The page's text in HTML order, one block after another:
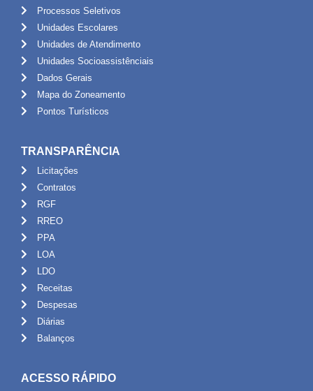
Processos Seletivos
Unidades Escolares
Unidades de Atendimento
Unidades Socioassistênciais
Dados Gerais
Mapa do Zoneamento
Pontos Turísticos
TRANSPARÊNCIA
Licitações
Contratos
RGF
RREO
PPA
LOA
LDO
Receitas
Despesas
Diárias
Balanços
ACESSO RÁPIDO